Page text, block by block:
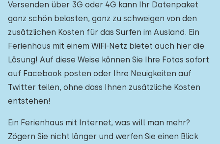
Versenden über 3G oder 4G kann Ihr Datenpaket
ganz schön belasten, ganz zu schweigen von den
zusätzlichen Kosten für das Surfen im Ausland. Ein
Ferienhaus mit einem WiFi-Netz bietet auch hier die
Lösung! Auf diese Weise können Sie Ihre Fotos sofort
auf Facebook posten oder Ihre Neuigkeiten auf
Twitter teilen, ohne dass Ihnen zusätzliche Kosten
entstehen!
Ein Ferienhaus mit Internet, was will man mehr?
Zögern Sie nicht länger und werfen Sie einen Blick